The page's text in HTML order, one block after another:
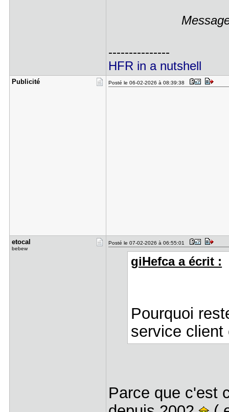
---------------
HFR in a nutshell
Publicité Posté le 06-02-2026 à 08:39:38
etocal
bebew
Posté le 07-02-2026 à 06:55:01
giHefca a écrit :
Pourquoi
service
Parce que c'est